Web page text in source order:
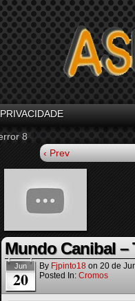
8
‹ Prev
Mundo Canibal –
Jun
20
By Fjpinto18 on 20 de
Posted In: Cromos